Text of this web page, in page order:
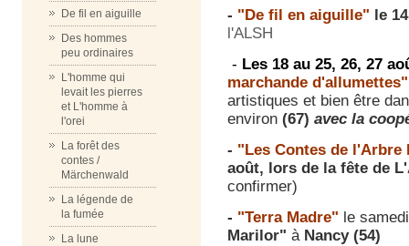
De fil en aiguille
Des hommes
peu ordinaires
L'homme qui
levait les pierres
et L'homme à
l'orei
La forêt des
contes /
Märchenwald
La légende de
la fumée
La lune
- "De fil en aiguille" le
l'ALSH
- Les 18 au 25, 26, 27
marchande d'allumettes"
artistiques et bien être
environ (67) avec la
- "Les Contes de l'Arbre
août, lors de la fête de
confirmer)
- "Terra Madre" le samedi
Marilor" àNancy (54)